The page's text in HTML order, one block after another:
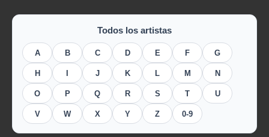
Todos los artistas
A B C D E F G
H J K L M N
O P Q R S T U
V W X Y Z 0-9